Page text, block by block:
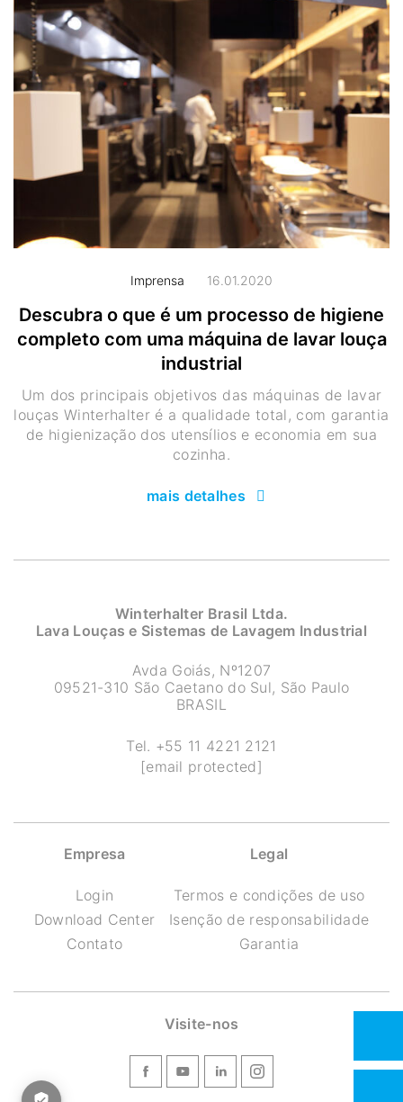
Imprensa 16.01.2020
Descubra o que é um processo de higiene
completo com uma máquina de lavar louça
industrial
Um dos principais objetivos das máquinas de lavar
louças Winterhalter é a qualidade total, com garantia
de higienização dos utensílios e economia em sua
cozinha.
mais detalhes
Winterhalter Brasil Ltda.
Lava Louças e Sistemas de Lavagem Industrial
Avda Goiás, Nº1207
09521-310 São Caetano do Sul, São Paulo
BRASIL
Tel. +55 11 4221 2121
[email protected]
Empresa
Login
Download Center
Contato
Legal
Termos e condições de uso
Isenção de responsabilidade
Garantia
Visite-nos